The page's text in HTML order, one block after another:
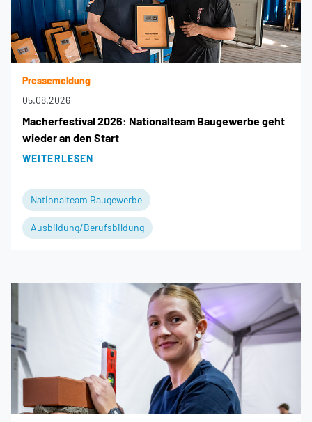
Pressemeldung
05.08.2026
Macherfestival 2026: Nationalteam Baugewerbe geht
wieder an den Start
WEITERLESEN
Nationalteam Baugewerbe
Ausbildung/Berufsbildung